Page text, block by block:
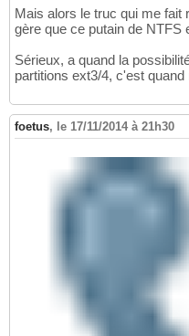
Mais alors le truc qui me fait
gère que ce putain de NTFS
Sérieux, a quand la
partitions ext3/4, c'est
foetus, le 17/11/2014 à 21h30